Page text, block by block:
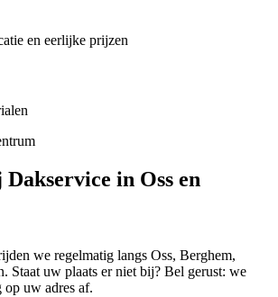
en eerlijke prijzen
in Oss en
we regelmatig langs Oss, Berghem,
Staat uw plaats er niet bij? Bel gerust: we
op uw adres af.